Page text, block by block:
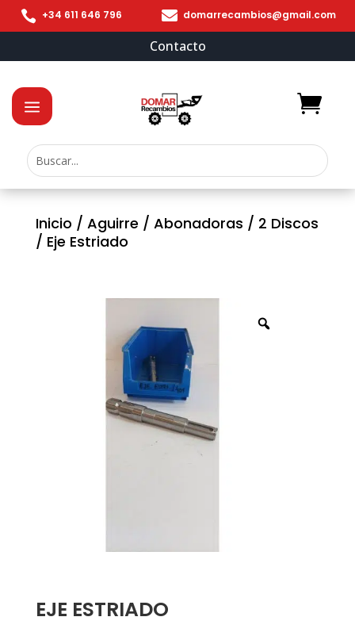
 +34 611 646 796  domarrecambios@gmail.com
Contacto
Inicio / Aguirre / Abonadoras / 2 Discos
/ Eje Estriado
EJE ESTRIADO